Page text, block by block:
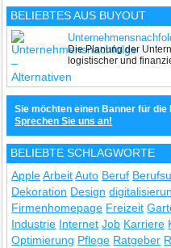
BELIEBTES AUS BUYOUT
Die Planung der
logistischer und
Sie möchten einen Banner für die
Sprechen Sie uns an!
BELIEBTE SCHLAGWORTE
Apple Arbeit Auto Beruf
Dekoration Design
Firmenhomepage Freizeit
Industrie Internet Job Karriere
Optimierung Pflege Ratgeber